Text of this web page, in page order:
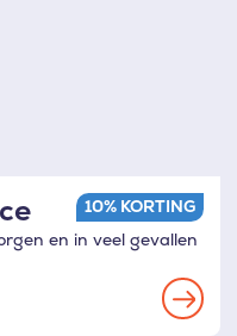
en in veel gevallen
Read
10% KORTING